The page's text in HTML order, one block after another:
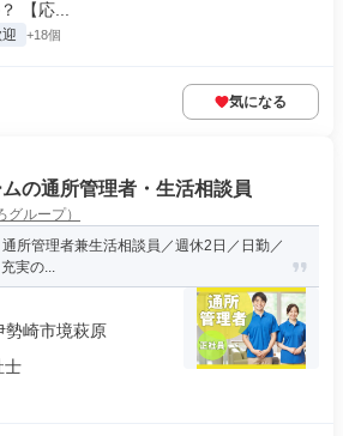
【応...
+18個
気になる
の通所管理者・生活相談員
ループ）
通所管理者兼生活相談員／週休2日／日勤／
実の...
勢崎市境萩原
士